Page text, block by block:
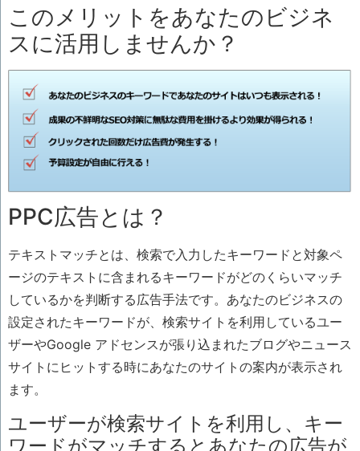
このメリットをあなたのビジネ
スに活用しませんか？
PPC広告とは？
テキストマッチとは、検索で入力したキーワードと対象ペ
ージのテキストに含まれるキーワードがどのくらいマッチ
しているかを判断する広告手法です。あなたのビジネスの
設定されたキーワードが、検索サイトを利用しているユー
ザーやGoogle アドセンスが張り込まれたブログやニュース
サイトにヒットする時にあなたのサイトの案内が表示され
ます。
ユーザーが検索サイトを利用し、キー
ワードがマッチするとあなたの広告が